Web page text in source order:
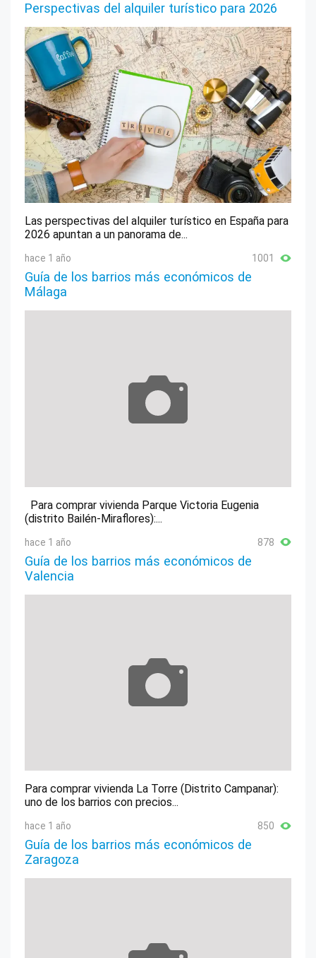
Perspectivas del alquiler turístico para 2026
Las perspectivas del alquiler turístico en España para
2026 apuntan a un panorama de...
hace 1 año 1001
Guía de los barrios más económicos de
Málaga
Para comprar vivienda Parque Victoria Eugenia
(distrito Bailén-Miraflores):...
hace 1 año 878
Guía de los barrios más económicos de
Valencia
Para comprar vivienda La Torre (Distrito Campanar):
uno de los barrios con precios...
hace 1 año 850
Guía de los barrios más económicos de
Zaragoza